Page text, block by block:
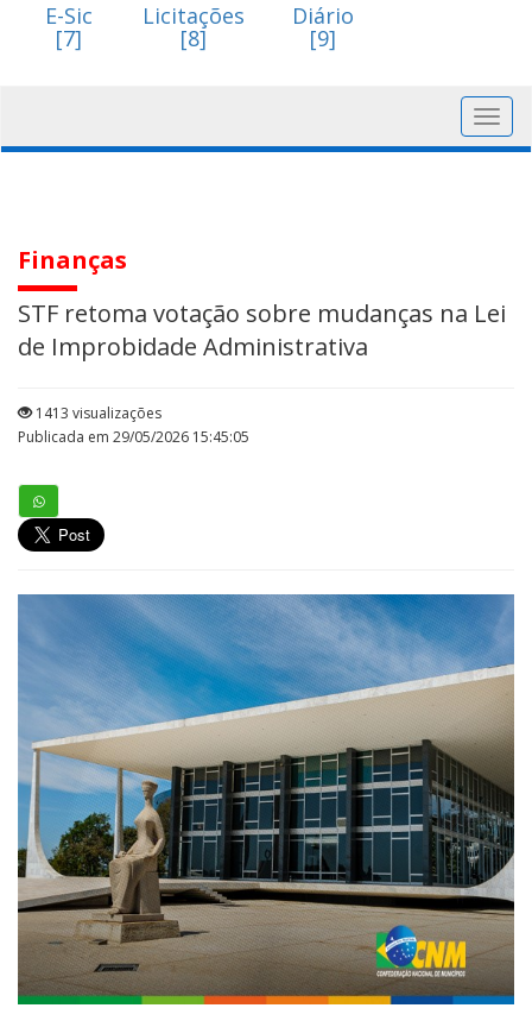
E-Sic
[7]
Licitações
[8]
Diário
[9]
Finanças
STF retoma votação sobre mudanças na Lei
de Improbidade Administrativa
1413 visualizações
Publicada em 29/05/2026 15:45:05